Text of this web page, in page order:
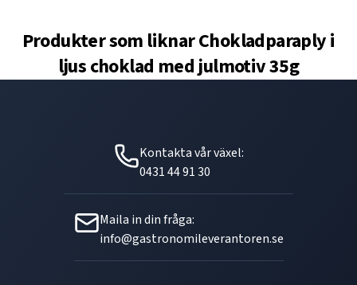
Produkter som liknarChokladparaply i
ljus choklad med julmotiv 35g
Kontakta vår växel:
0431 44 91 30
Maila in din fråga:
info@gastronomileverantoren.se